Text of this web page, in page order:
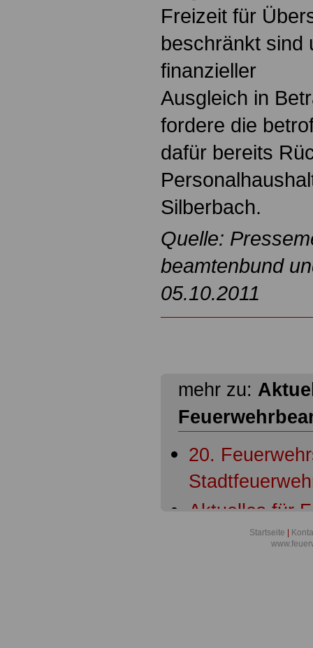
Freizeit für
beschränkt sind
finanzieller
Ausgleich in
fordere die
dafür bereits
Silberbach.
Quelle:
beamtenbund
05.10.2011
mehr zu:
20.
Aktuelles für
Übersicht
Startseite